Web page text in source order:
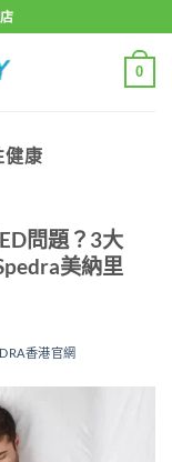
0
健康
問題？3大
美納里
香港官網